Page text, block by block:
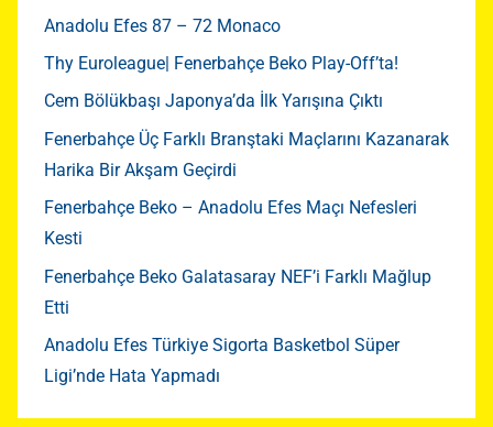
Anadolu Efes 87 – 72 Monaco
Thy Euroleague| Fenerbahçe Beko Play-Off’ta!
Cem Bölükbaşı Japonya’da İlk Yarışına Çıktı
Fenerbahçe Üç Farklı Branştaki Maçlarını Kazanarak
Harika Bir Akşam Geçirdi
Fenerbahçe Beko – Anadolu Efes Maçı Nefesleri
Kesti
Fenerbahçe Beko Galatasaray NEF’i Farklı Mağlup
Etti
Anadolu Efes Türkiye Sigorta Basketbol Süper
Ligi’nde Hata Yapmadı